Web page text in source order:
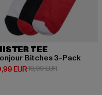
TEE
Bitches 3-Pack
EUR Preis: 10,99 EUR
19,99 EURAktionspreis: